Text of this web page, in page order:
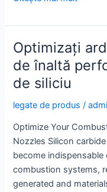
with
Silicon
Carbide
Nozzle
Optimizați
de înaltă
de siliciu
legate de produs /
Optimize Your
Nozzles Silicon
become
combustion systems,
generated and